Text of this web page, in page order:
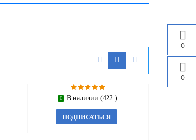
0
0
В наличии (422 )
ПОДПИСАТЬСЯ